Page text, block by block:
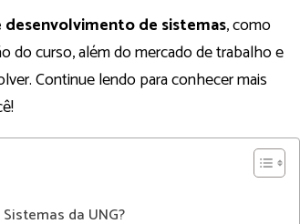
desenvolvimento de sistemas, como
do curso, além do mercado de trabalho e
Continue lendo para conhecer mais
da UNG?